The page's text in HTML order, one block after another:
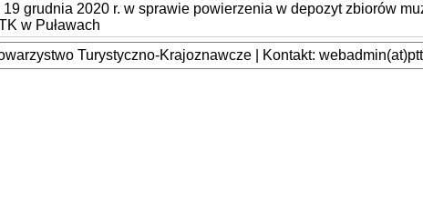
grudnia 2020 r. w sprawie powierzenia w depozyt zbiorów
w Puławach
Turystyczno-Krajoznawcze | Kontakt: